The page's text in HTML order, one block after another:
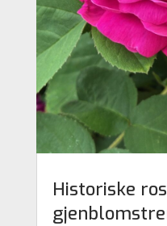
Historiske